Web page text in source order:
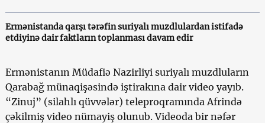
Ermənistanda qarşı tərəfin suriyalı muzdlulardan istifadə
etdiyinə dair faktların toplanması davam edir
Ermənistanın Müdafiə Nazirliyi suriyalı muzdluların
Qarabağ münaqişəsində iştirakına dair video yayıb.
“Zinuj” (silahlı qüvvələr) teleproqramında Afrində
çəkilmiş video nümayiş olunub. Videoda bir nəfər